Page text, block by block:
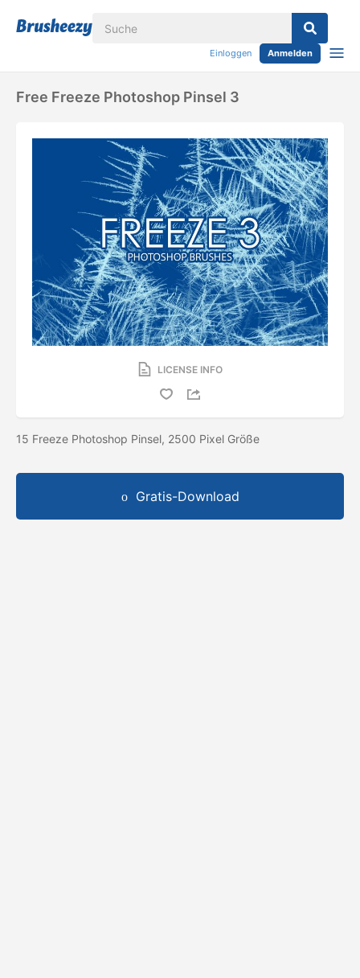
Einloggen Anmelden
Free Freeze Photoshop Pinsel 3
LICENSE INFO
15 Freeze Photoshop Pinsel, 2500 Pixel Größe
Gratis-Download